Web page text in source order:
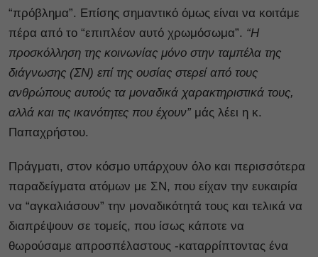
“πρόβλημα”. Επίσης σημαντικό όμως είναι να κοιτάμε
πέρα από το “επιπλέον αυτό χρωμόσωμα”. “Η
προσκόλληση της κοινωνίας μόνο στην ταμπέλα της
διάγνωσης (ΣΝ) επί της ουσίας στερεί από τους
ανθρώπους αυτούς τα μοναδικά χαρακτηριστικά τους,
αλλά και τις ικανότητες που έχουν” μάς λέει η κ.
Παπαχρήστου.
Πράγματι, στον κόσμο υπάρχουν όλο και περισσότερα
παραδείγματα ατόμων με ΣΝ, που είχαν την ευκαιρία
να “αγκαλιάσουν” την μοναδικότητά τους και τελικά να
διαπρέψουν σε τομείς, που ίσως κάποτε να
θωρούσαμε απροσπέλαστους -καταρρίπτοντας ένα